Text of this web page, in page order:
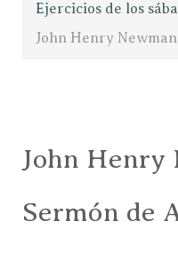
Ejercicios de los
John Henry
John Henry
Sermón de